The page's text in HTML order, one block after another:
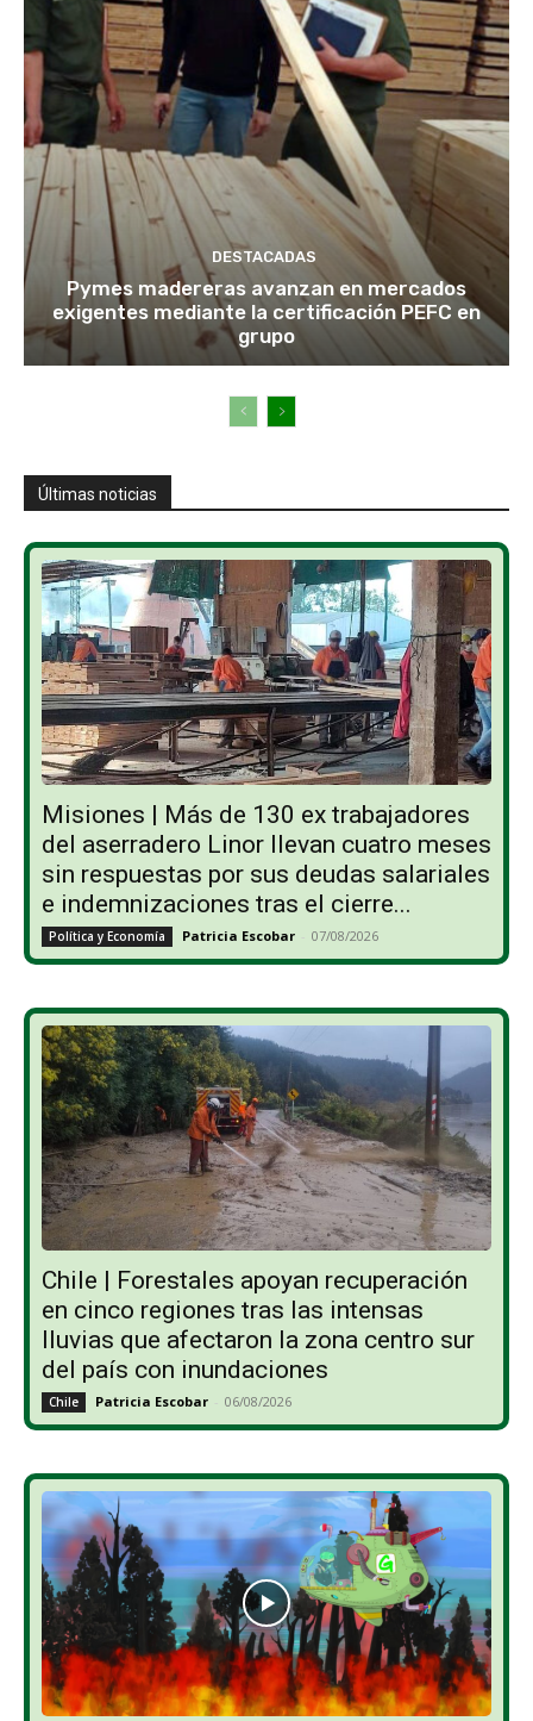
DESTACADAS
Pymes madereras avanzan en mercados
exigentes mediante la certificación PEFC en
grupo
Últimas noticias
Misiones | Más de 130 ex trabajadores
del aserradero Linor llevan cuatro meses
sin respuestas por sus deudas salariales
e indemnizaciones tras el cierre...
Política y Economía Patricia Escobar - 07/08/2026
Chile | Forestales apoyan recuperación
en cinco regiones tras las intensas
lluvias que afectaron la zona centro sur
del país con inundaciones
Chile Patricia Escobar - 06/08/2026